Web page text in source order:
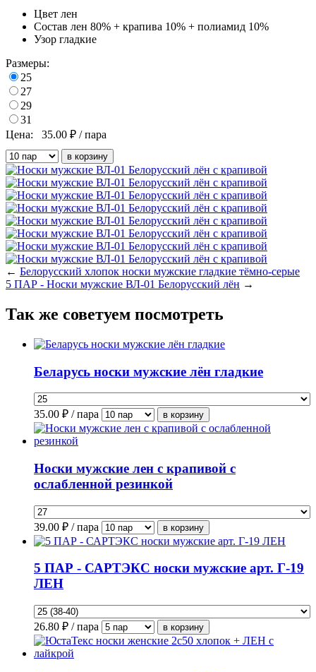
Цвет лен
Состав лен 80% + крапива 10% + полиамид 10%
Узор гладкие
Размеры:
25
27
29
31
Цена:
35.00 ₽ / пара
← Белорусский хлопок носки мужские гладкие тёмно-серые
5 ПАР - Носки мужские ВЛ-01 Белорусский лён →
Так же советуем посмотреть
Беларусь носки мужские лён гладкие
35.00 ₽ / пара
Носки мужские лен с крапивой с
ослабленной резинкой
39.00 ₽ / пара
5 ПАР - САРТЭКС носки мужские арт. Г-19
ЛЕН
26.80 ₽ / пара